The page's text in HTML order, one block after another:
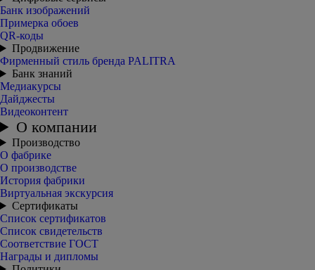
Банк изображений
Примерка обоев
QR-коды
Продвижение
Фирменный стиль бренда PALITRA
Банк знаний
Медиакурсы
Дайджесты
Видеоконтент
О компании
Производство
О фабрике
О производстве
История фабрики
Виртуальная экскурсия
Сертификаты
Список сертификатов
Список свидетельств
Соответствие ГОСТ
Награды и дипломы